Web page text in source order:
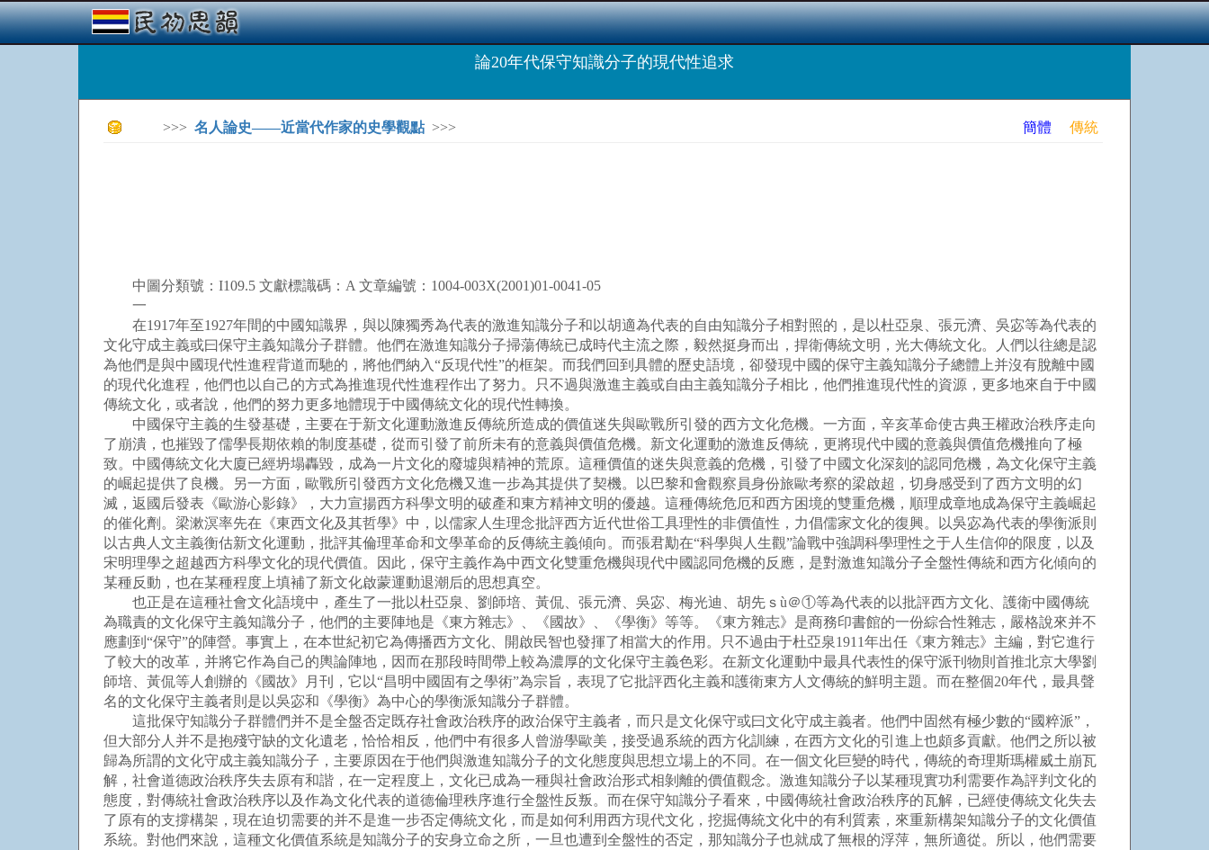
論20年代保守知識分子的現代性追求
>>> 名人論史——近當代作家的史學觀點 >>> 簡體 傳統
中圖分類號：I109.5 文獻標識碼：A 文章編號：1004-003X(2001)01-0041-05
一
在1917年至1927年間的中國知識界，與以陳獨秀為代表的激進知識分子和以胡適為代表的自由知識分子相對照的，是以杜亞泉、張元濟、吳宓等為代表的
文化守成主義或曰保守主義知識分子群體。他們在激進知識分子掃蕩傳統已成時代主流之際，毅然挺身而出，捍衛傳統文明，光大傳統文化。人們以往總是認
為他們是與中國現代性進程背道而馳的，將他們納入“反現代性”的框架。而我們回到具體的歷史語境，卻發現中國的保守主義知識分子總體上并沒有脫離中國
的現代化進程，他們也以自己的方式為推進現代性進程作出了努力。只不過與激進主義或自由主義知識分子相比，他們推進現代性的資源，更多地來自于中國
傳統文化，或者說，他們的努力更多地體現于中國傳統文化的現代性轉換。
中國保守主義的生發基礎，主要在于新文化運動激進反傳統所造成的價值迷失與歐戰所引發的西方文化危機。一方面，辛亥革命使古典王權政治秩序走向
了崩潰，也摧毀了儒學長期依賴的制度基礎，從而引發了前所未有的意義與價值危機。新文化運動的激進反傳統，更將現代中國的意義與價值危機推向了極
致。中國傳統文化大廈已經坍塌轟毀，成為一片文化的廢墟與精神的荒原。這種價值的迷失與意義的危機，引發了中國文化深刻的認同危機，為文化保守主義
的崛起提供了良機。另一方面，歐戰所引發西方文化危機又進一步為其提供了契機。以巴黎和會觀察員身份旅歐考察的梁啟超，切身感受到了西方文明的幻
滅，返國后發表《歐游心影錄》，大力宣揚西方科學文明的破產和東方精神文明的優越。這種傳統危厄和西方困境的雙重危機，順理成章地成為保守主義崛起
的催化劑。梁漱溟率先在《東西文化及其哲學》中，以儒家人生理念批評西方近代世俗工具理性的非價值性，力倡儒家文化的復興。以吳宓為代表的學衡派則
以古典人文主義衡估新文化運動，批評其倫理革命和文學革命的反傳統主義傾向。而張君勱在“科學與人生觀”論戰中強調科學理性之于人生信仰的限度，以及
宋明理學之超越西方科學文化的現代價值。因此，保守主義作為中西文化雙重危機與現代中國認同危機的反應，是對激進知識分子全盤性傳統和西方化傾向的
某種反動，也在某種程度上填補了新文化啟蒙運動退潮后的思想真空。
也正是在這種社會文化語境中，產生了一批以杜亞泉、劉師培、黃侃、張元濟、吳宓、梅光迪、胡先ｓù＠①等為代表的以批評西方文化、護衛中國傳統
為職責的文化保守主義知識分子，他們的主要陣地是《東方雜志》、《國故》、《學衡》等等。《東方雜志》是商務印書館的一份綜合性雜志，嚴格說來并不
應劃到“保守”的陣營。事實上，在本世紀初它為傳播西方文化、開啟民智也發揮了相當大的作用。只不過由于杜亞泉1911年出任《東方雜志》主編，對它進行
了較大的改革，并將它作為自己的輿論陣地，因而在那段時間帶上較為濃厚的文化保守主義色彩。在新文化運動中最具代表性的保守派刊物則首推北京大學劉
師培、黃侃等人創辦的《國故》月刊，它以“昌明中國固有之學術”為宗旨，表現了它批評西化主義和護衛東方人文傳統的鮮明主題。而在整個20年代，最具聲
名的文化保守主義者則是以吳宓和《學衡》為中心的學衡派知識分子群體。
這批保守知識分子群體們并不是全盤否定既存社會政治秩序的政治保守主義者，而只是文化保守或曰文化守成主義者。他們中固然有極少數的“國粹派”，
但大部分人并不是抱殘守缺的文化遺老，恰恰相反，他們中有很多人曾游學歐美，接受過系統的西方化訓練，在西方文化的引進上也頗多貢獻。他們之所以被
歸為所謂的文化守成主義知識分子，主要原因在于他們與激進知識分子的文化態度與思想立場上的不同。在一個文化巨變的時代，傳統的奇理斯瑪權威土崩瓦
解，社會道德政治秩序失去原有和諧，在一定程度上，文化已成為一種與社會政治形式相剝離的價值觀念。激進知識分子以某種現實功利需要作為評判文化的
態度，對傳統社會政治秩序以及作為文化代表的道德倫理秩序進行全盤性反叛。而在保守知識分子看來，中國傳統社會政治秩序的瓦解，已經使傳統文化失去
了原有的支撐構架，現在迫切需要的并不是進一步否定傳統文化，而是如何利用西方現代文化，挖掘傳統文化中的有利質素，來重新構架知識分子的文化價值
系統。對他們來說，這種文化價值系統是知識分子的安身立命之所，一旦也遭到全盤性的否定，那知識分子也就成了無根的浮萍，無所適從。所以，他們需要